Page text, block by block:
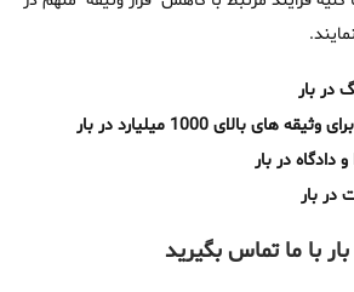
بالای 1000 میلیارد در بار
دادگاه در بار
در بار
با ما تماس بگیرید